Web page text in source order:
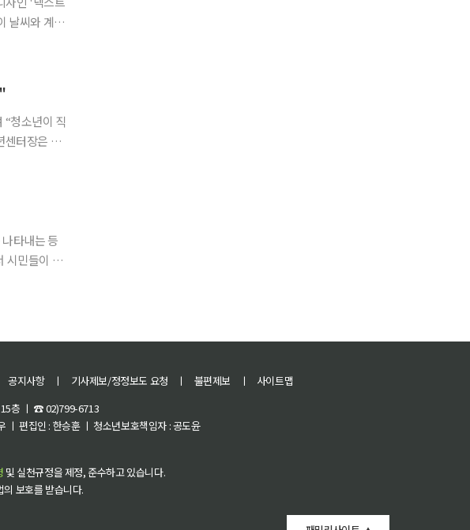
타내는 등
시민들이 물
공지사항 ㅣ 기사제보/정정보도 요청 ㅣ 불편제보 ㅣ
사이트맵
15층 ㅣ ☎ 02)799-6713
ㅣ 편집인 : 한승훈 ㅣ 청소년보호책임자 : 공도윤
및 실천규정을 제정, 준수하고 있습니다.
보호를 받습니다.